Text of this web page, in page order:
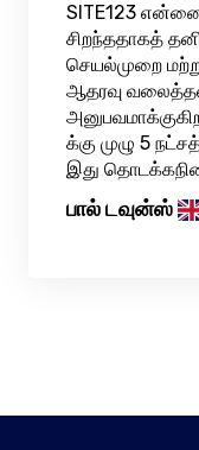
SITE123
சிறந்ததாகத்
செயல்முறை
ஆதரவு
க்கு முழு 5
இது
பால் டவுன்ஸ்